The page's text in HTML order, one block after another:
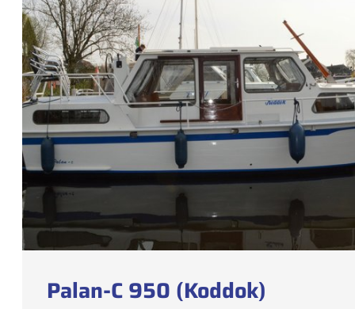
Palan-C 950 (Koddok)